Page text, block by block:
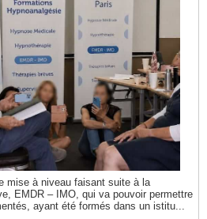
mise à niveau faisant suite à la
EMDR – IMO, qui va pouvoir permettre
ayant été formés dans un istitu...